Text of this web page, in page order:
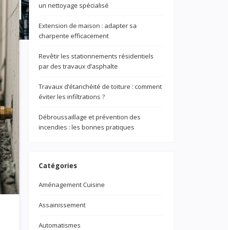
un nettoyage spécialisé
Extension de maison : adapter sa
charpente efficacement
Revêtir les stationnements résidentiels
par des travaux d’asphalte
Travaux d’étanchéité de toiture : comment
éviter les infiltrations ?
Débroussaillage et prévention des
incendies : les bonnes pratiques
Catégories
Aménagement Cuisine
Assainissement
Automatismes